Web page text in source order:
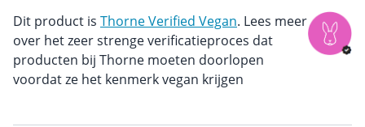
Dit product is Thorne Verified Vegan. Lees meer
over het zeer strenge verificatieproces dat
producten bij Thorne moeten doorlopen
voordat ze het kenmerk vegan krijgen